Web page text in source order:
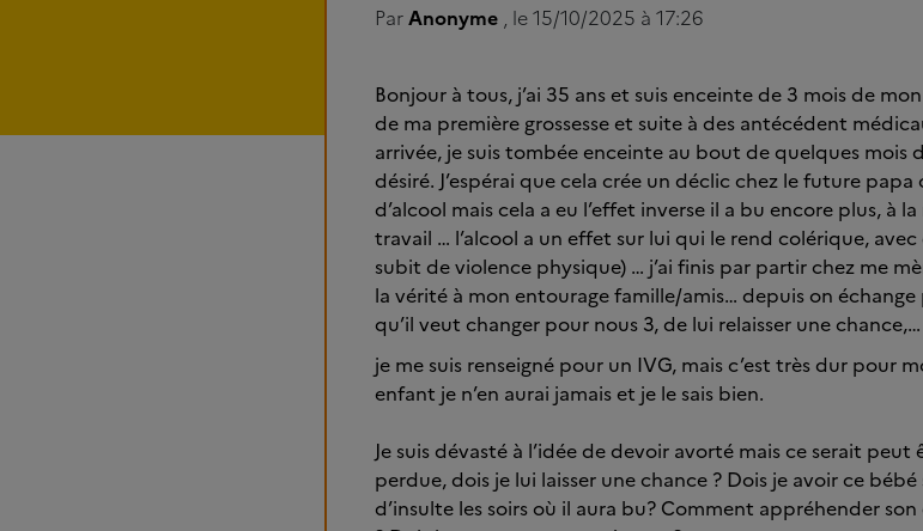
ParAnonyme , le 15/10/2025 à 17:26
Bonjour à tous, j’ai 35 ans et suis enceinte de 3 mois de
de ma première grossesse et suite à des antécédent
arrivée, je suis tombée enceinte au bout de quelques mois
désiré. J’espérai que cela crée un déclic chez le future
d’alcool mais cela a eu l’effet inverse il a bu encore plus, à
travail … l’alcool a un effet sur lui qui le rend colérique,
subit de violence physique) … j’ai finis par partir chez me
la vérité à mon entourage famille/amis… depuis on échange
qu’il veut changer pour nous 3, de lui relaisser une chance,…
je me suis renseigné pour un IVG, mais c’est très dur pour
enfant je n’en aurai jamais et je le sais bien.
Je suis dévasté à l’idée de devoir avorté mais ce serait peut
perdue, dois je lui laisser une chance ? Dois je avoir ce
d’insulte les soirs où il aura bu? Comment appréhender